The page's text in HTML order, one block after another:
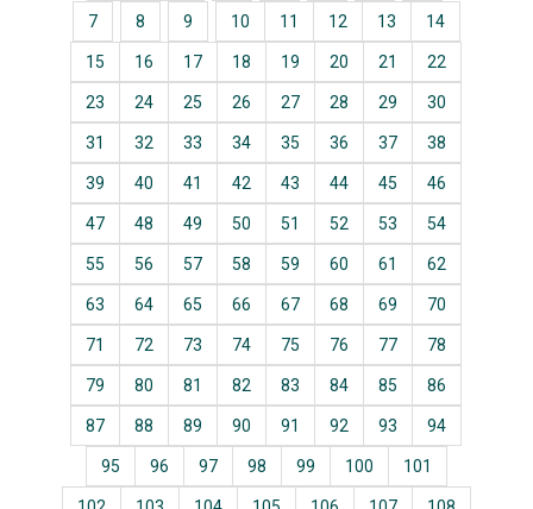
7 8 9 10 11 12 13 14
15 16 17 18 19 20 21 22
23 24 25 26 27 28 29 30
31 32 33 34 35 36 37 38
39 40 41 42 43 44 45 46
47 48 49 50 51 52 53 54
55 56 57 58 59 60 61 62
63 64 65 66 67 68 69 70
71 72 73 74 75 76 77 78
79 80 81 82 83 84 85 86
87 88 89 90 91 92 93 94
95 96 97 98 99 100 101